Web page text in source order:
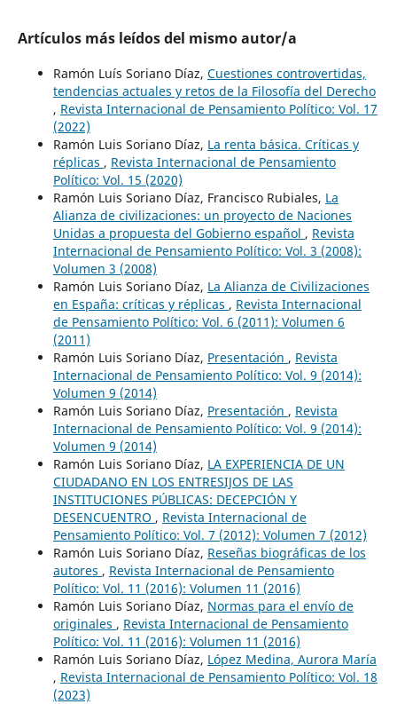
Artículos más leídos del mismo autor/a
Ramón Luís Soriano Díaz, Cuestiones controvertidas,
tendencias actuales y retos de la Filosofía del Derecho
, Revista Internacional de Pensamiento Político: Vol. 17
(2022)
Ramón Luis Soriano Díaz, La renta básica. Críticas y
réplicas , Revista Internacional de Pensamiento
Político: Vol. 15 (2020)
Ramón Luis Soriano Díaz, Francisco Rubiales, La
Alianza de civilizaciones: un proyecto de Naciones
Unidas a propuesta del Gobierno español , Revista
Internacional de Pensamiento Político: Vol. 3 (2008):
Volumen 3 (2008)
Ramón Luis Soriano Díaz, La Alianza de Civilizaciones
en España: críticas y réplicas , Revista Internacional
de Pensamiento Político: Vol. 6 (2011): Volumen 6
(2011)
Ramón Luis Soriano Díaz, Presentación , Revista
Internacional de Pensamiento Político: Vol. 9 (2014):
Volumen 9 (2014)
Ramón Luis Soriano Díaz, Presentación , Revista
Internacional de Pensamiento Político: Vol. 9 (2014):
Volumen 9 (2014)
Ramón Luis Soriano Díaz, LA EXPERIENCIA DE UN
CIUDADANO EN LOS ENTRESIJOS DE LAS
INSTITUCIONES PÚBLICAS: DECEPCIÓN Y
DESENCUENTRO , Revista Internacional de
Pensamiento Político: Vol. 7 (2012): Volumen 7 (2012)
Ramón Luis Soriano Díaz, Reseñas biográficas de los
autores , Revista Internacional de Pensamiento
Político: Vol. 11 (2016): Volumen 11 (2016)
Ramón Luis Soriano Díaz, Normas para el envío de
originales , Revista Internacional de Pensamiento
Político: Vol. 11 (2016): Volumen 11 (2016)
Ramón Luis Soriano Díaz, López Medina, Aurora María
, Revista Internacional de Pensamiento Político: Vol. 18
(2023)